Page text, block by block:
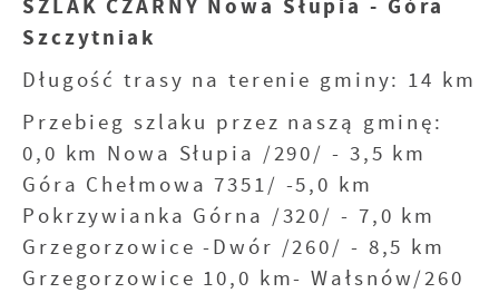
SZLAK CZARNY Nowa Słupia - Góra
Szczytniak
Długość trasy na terenie gminy: 14 km
Przebieg szlaku przez naszą gminę:
0,0 km Nowa Słupia /290/ - 3,5 km
Góra Chełmowa 7351/ -5,0 km
Pokrzywianka Górna /320/ - 7,0 km
Grzegorzowice -Dwór /260/ - 8,5 km
Grzegorzowice 10,0 km- Wałsnów/260